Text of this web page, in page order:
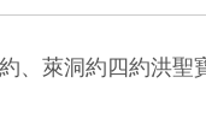
、萊洞約四約洪聖